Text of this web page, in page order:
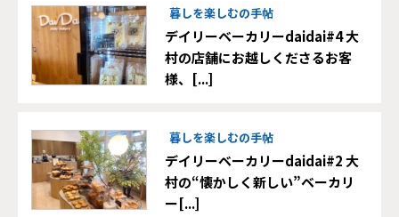
暮しを楽しむの手帖
デイリーベーカリーdaidai#4 大
村の店舗にお越しくださるお客
様、[...]
暮しを楽しむの手帖
デイリーベーカリーdaidai#2 大
村の“懐かしく新しい”ベーカリ
ー[...]